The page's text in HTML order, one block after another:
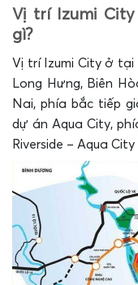
Vị trí Izumi
gì?
Vị trí Izumi City ở
Long Hưng, Biên
Nai, phía bắc tiếp
dự án Aqua City,
Riverside – Aqua